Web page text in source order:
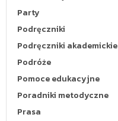
Party
Podręczniki
Podręczniki akademickie
Podróże
Pomoce edukacyjne
Poradniki metodyczne
Prasa